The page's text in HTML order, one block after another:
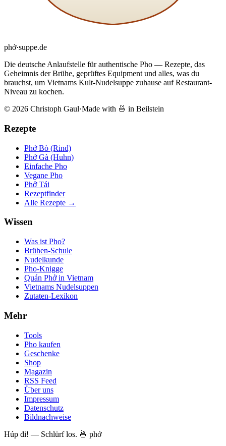
phở·suppe.de
Die deutsche Anlaufstelle für authentische Pho — Rezepte, das
Geheimnis der Brühe, geprüftes Equipment und alles, was du
brauchst, um Vietnams Kult-Nudelsuppe zuhause auf Restaurant-
Niveau zu kochen.
© 2026 Christoph Gaul·Made with 🍜 in Beilstein
Rezepte
Phở Bò (Rind)
Phở Gà (Huhn)
Einfache Pho
Vegane Pho
Phở Tái
Rezeptfinder
Alle Rezepte →
Wissen
Was ist Pho?
Brühen-Schule
Nudelkunde
Pho-Knigge
Quán Phở in Vietnam
Vietnams Nudelsuppen
Zutaten-Lexikon
Mehr
Tools
Pho kaufen
Geschenke
Shop
Magazin
RSS Feed
Über uns
Impressum
Datenschutz
Bildnachweise
Húp đi! — Schlürf los. 🍜 phở